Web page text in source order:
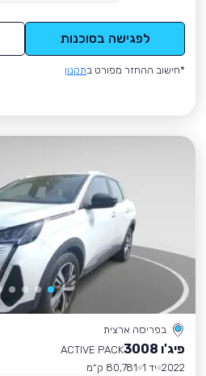
לפגישה בסוכנות
*חישוב ההחזר מפורט בתקנון
בפריסה ארצית
פיג'ו 3008
ACTIVE PACK
2022 יד 1
80,781 ק״מ